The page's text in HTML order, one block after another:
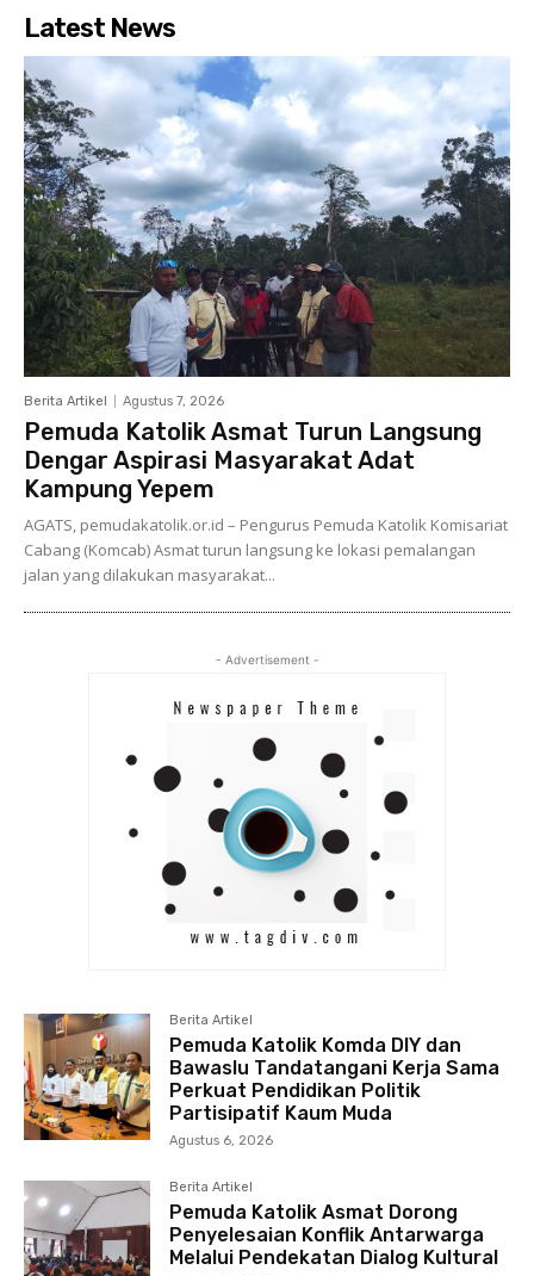
Latest News
Berita Artikel Agustus 7, 2026
Pemuda Katolik Asmat Turun Langsung
Dengar Aspirasi Masyarakat Adat
Kampung Yepem
AGATS, pemudakatolik.or.id – Pengurus Pemuda Katolik Komisariat
Cabang (Komcab) Asmat turun langsung ke lokasi pemalangan
jalan yang dilakukan masyarakat...
- Advertisement -
Berita Artikel
Pemuda Katolik Komda DIY dan
Bawaslu Tandatangani Kerja Sama
Perkuat Pendidikan Politik
Partisipatif Kaum Muda
Agustus 6, 2026
Berita Artikel
Pemuda Katolik Asmat Dorong
Penyelesaian Konflik Antarwarga
Melalui Pendekatan Dialog Kultural